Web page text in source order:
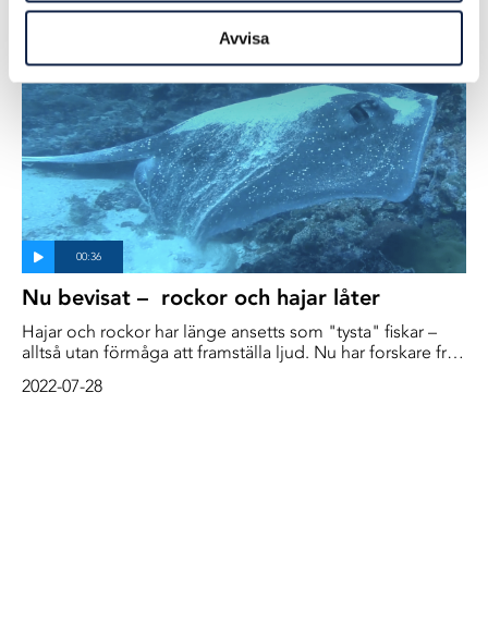
Avvisa
bifångsterna.
2024-12-19
Nu bevisat – rockor och hajar låter
Hajar och rockor har länge ansetts som "tysta" fiskar –
alltså utan förmåga att framställa ljud. Nu har forskare från
skriver SLU (Sveriges lantbruksuniversitet) i ett
2022-07-28